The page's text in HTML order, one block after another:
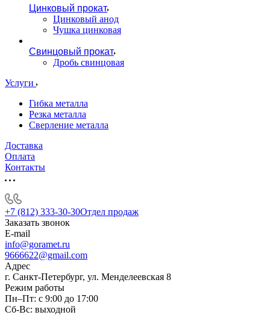
Цинковый прокат
Цинковый анод
Чушка цинковая
Свинцовый прокат
Дробь свинцовая
Услуги
Гибка металла
Резка металла
Сверление металла
Доставка
Оплата
Контакты
+7 (812) 333-30-30Отдел продаж
Заказать звонок
E-mail
info@goramet.ru
9666622@gmail.com
Адрес
г. Санкт-Петербург, ул. Менделеевская 8
Режим работы
Пн–Пт: с 9:00 до 17:00
Сб-Вс: выходной